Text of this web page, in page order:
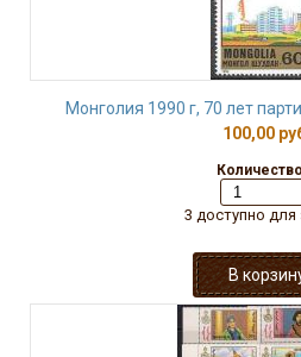
Монголия 1990 г, 70 лет
100,00
3 доступно для